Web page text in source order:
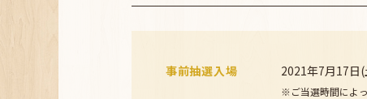
事前抽選入場 2021年7月17日
※ご当選時間によ